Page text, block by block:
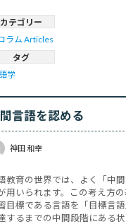
がどのような過程を経て、
わかっていません。「自然に
カテゴリー
ラム Articles
タグ
学
言語を認める
神田 和幸
教育の世界では、よく「中
用いられます。この考え方
目標である言語を「目標言
するまでの中間段階にある